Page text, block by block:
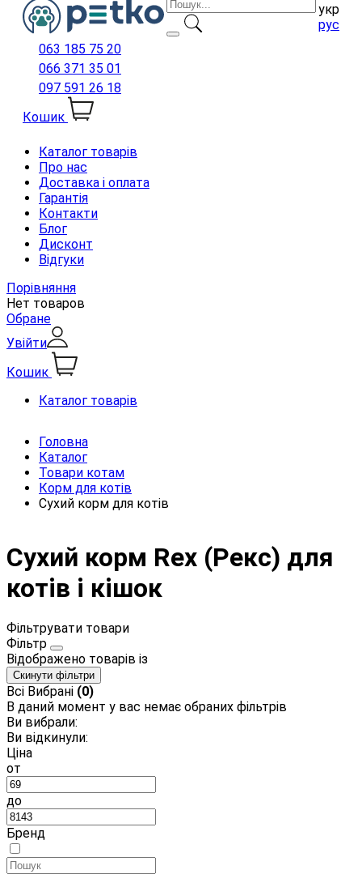
укр
рус
063 185 75 20
066 371 35 01
097 591 26 18
Кошик
Каталог товарів
Про нас
Доставка і оплата
Гарантія
Контакти
Блог
Дисконт
Відгуки
Порівняння
Нет товаров
Обране
Увійти
Кошик
Каталог товарів
Головна
Каталог
Товари котам
Корм для котів
Сухий корм для котів
Сухий корм Rex (Рекс) для
котів і кішок
Фільтрувати товари
Фільтр
Відображено товарів із
Скинути фільтри
Всі Вибрані (0)
В даний момент у вас немає обраних фільтрів
Ви вибрали:
Ви відкинули:
Ціна
от
до
Бренд